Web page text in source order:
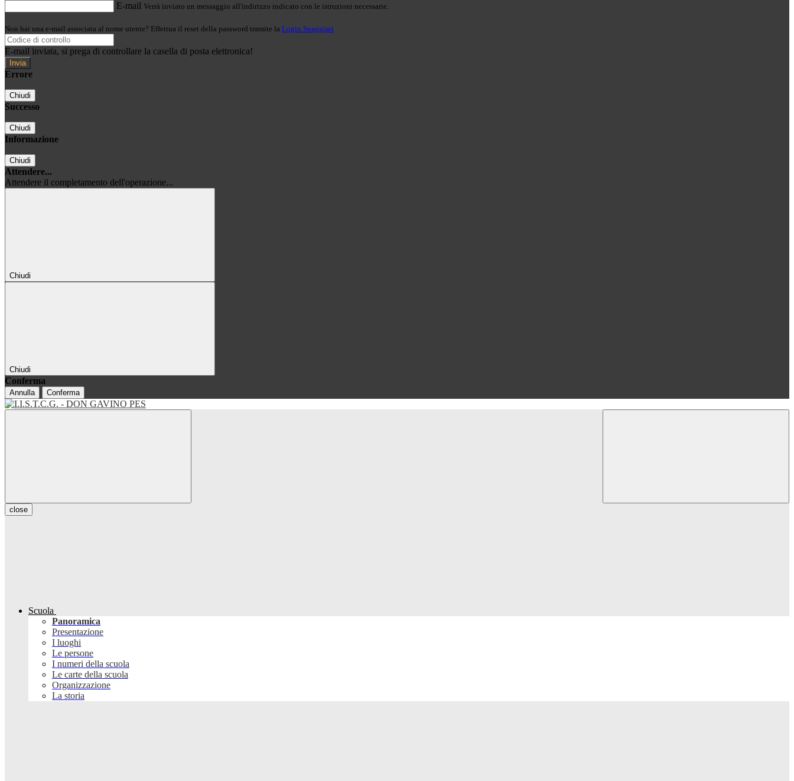
E-mail Verrà inviato un messaggio all'indirizzo indicato con le istruzioni necessarie.
Non hai una e-mail associata al nome utente? Effettua il reset della password tramite la Login Spaggiari
E-mail inviata, si prega di controllare la casella di posta elettronica!
Errore
Chiudi
Successo
Chiudi
Informazione
Chiudi
Attendere...
Attendere il completamento dell'operazione...
Chiudi
Chiudi
Conferma
Annulla Conferma
close
Scuola
Panoramica
Presentazione
I luoghi
Le persone
I numeri della scuola
Le carte della scuola
Organizzazione
La storia